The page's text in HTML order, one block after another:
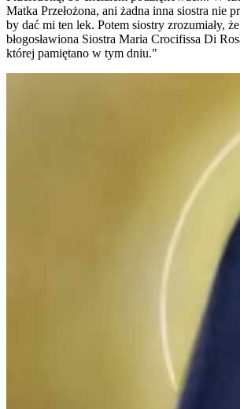
Matka Przełożona, ani żadna inna siostra nie
by dać mi ten lek. Potem siostry zrozumiały,
błogosławiona Siostra Maria Crocifissa Di
której pamiętano w tym dniu."